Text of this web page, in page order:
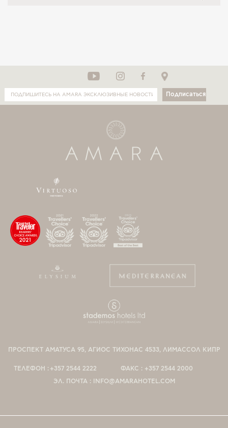
Подписаться
ПРОСПЕКТ АМАТУСА 95, АГИОС ТИХОНАС 4533, ЛИМАССОЛ КИПР
ТЕЛЕФОН : +357 2544 2222 ФАКС : +357 2544 2000
ЭЛ. ПОЧТА : INFO@AMARAHOTEL.COM